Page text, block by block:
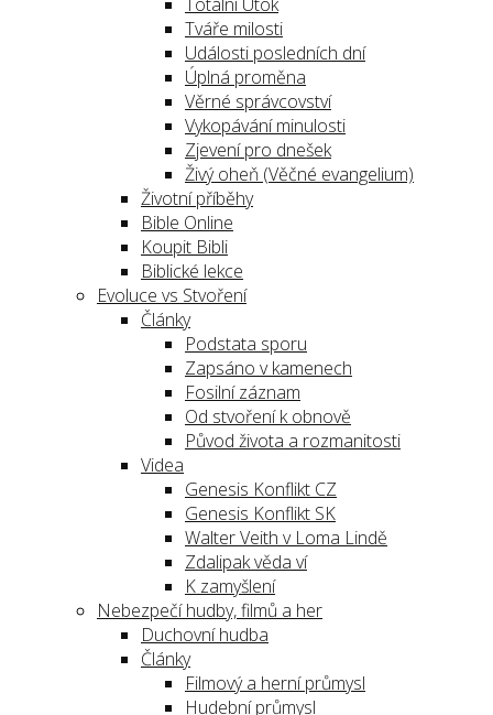
Tváře milosti
Události posledních dní
Úplná proměna
Věrné správcovství
Vykopávání minulosti
Zjevení pro dnešek
Živý oheň (Věčné evangelium)
Životní příběhy
Bible Online
Koupit Bibli
Biblické lekce
Evoluce vs Stvoření
Články
Podstata sporu
Zapsáno v kamenech
Fosilní záznam
Od stvoření k obnově
Původ života a rozmanitosti
Videa
Genesis Konflikt CZ
Genesis Konflikt SK
Walter Veith v Loma Lindě
Zdalipak věda ví
K zamyšlení
Nebezpečí hudby, filmů a her
Duchovní hudba
Články
Filmový a herní průmysl
Hudební průmysl